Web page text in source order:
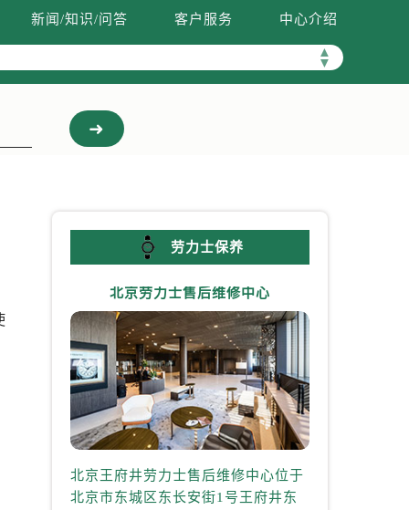
新闻/知识/问答 客户服务 中心介绍
▲
▼
劳力士保养
北京劳力士售后维修中心
北京王府井劳力士售后维修中心位于
北京市东城区东长安街1号王府井东